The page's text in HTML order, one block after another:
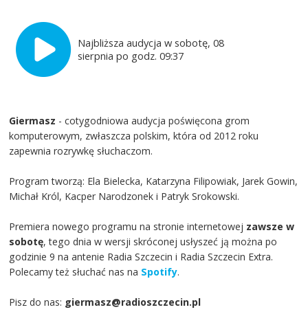
Najbliższa audycja w sobotę, 08
sierpnia po godz. 09:37
Giermasz - cotygodniowa audycja poświęcona grom
komputerowym, zwłaszcza polskim, która od 2012 roku
zapewnia rozrywkę słuchaczom.
Program tworzą: Ela Bielecka, Katarzyna Filipowiak, Jarek Gowin,
Michał Król, Kacper Narodzonek i Patryk Srokowski.
Premiera nowego programu na stronie internetowej zawsze w
sobotę, tego dnia w wersji skróconej usłyszeć ją można po
godzinie 9 na antenie Radia Szczecin i Radia Szczecin Extra.
Polecamy też słuchać nas na Spotify.
Pisz do nas: giermasz@radioszczecin.pl